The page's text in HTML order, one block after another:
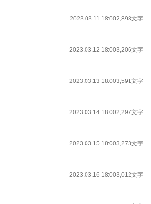
2023.03.11 18:002,898文字
2023.03.12 18:003,206文字
2023.03.13 18:003,591文字
2023.03.14 18:002,297文字
2023.03.15 18:003,273文字
2023.03.16 18:003,012文字